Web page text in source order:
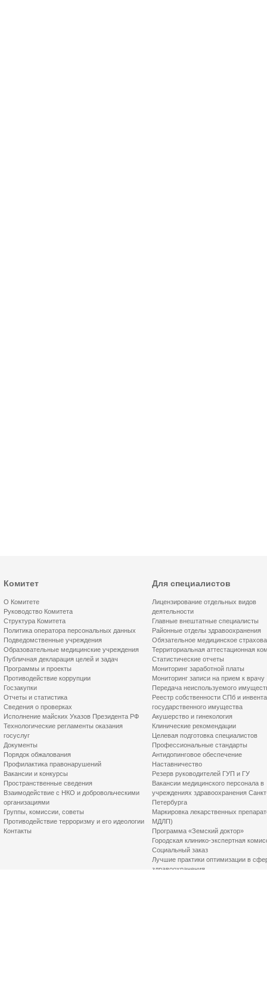
Комитет
О Комитете
Руководство Комитета
Структура Комитета
Политика оператора персональных данных
Подведомственные учреждения
Образовательные медицинские учреждения
Публичная декларация целей и задач
Программы и проекты
Противодействие коррупции
Госзакупки
Отчеты и статистика
Сведения о проверках
Исполнение майских Указов Президента РФ
Технологические регламенты оказания
госуслуг
Документы
Порядок обжалования
Профилактика правонарушений
Вакансии и конкурсы
Пространственные сведения
Взаимодействие с НКО и добровольческими
организациями
Группы, комиссии, советы
Противодействие терроризму и его идеологии
Контакты
Для специалистов
Лицензирование отдельных видов
деятельности
Главные внештатные специалисты
Районные отделы здравоохранения
Обязательное медицинское
Территориальная аттестационная
Статистические отчеты
Мониторинг заработной платы
Мониторинг записи на прием к врачу
Передача неиспользуемого
Реестр собственности СПб и
государственного имущества
Акушерство и гинекология
Клинические рекомендации
Целевая подготовка специалистов
Профессиональные стандарты
Антидопинговое обеспечение
Наставничество
Резерв руководителей ГУП и ГУ
Вакансии медицинского персонала в
учреждениях здравоохранения
Петербурга
Маркировка лекарственных
МДЛП)
Программа «Земский доктор»
Городская клинико-экспертная
Социальный заказ
Лучшие практики оптимизации в
здравоохранения